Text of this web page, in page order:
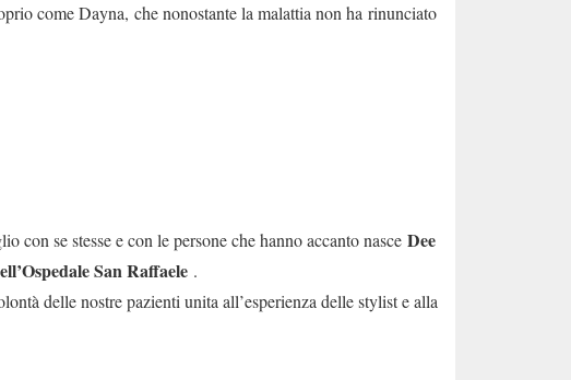
come Dayna, che nonostante la malattia non ha rinunciato
con se stesse e con le persone che hanno accanto nasce Dee
San Raffaele .
delle nostre pazienti unita all’esperienza delle stylist e alla